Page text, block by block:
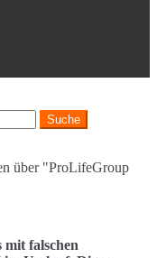
Suche
über "ProLifeGroup
mit falschen